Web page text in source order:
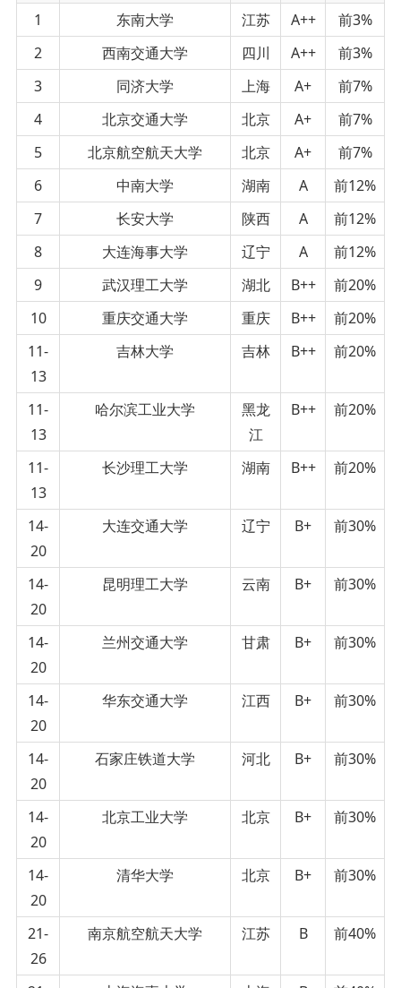
1
东南大学 江苏 A++
前3%
2
西南交通大学 四川 A++
前3%
3
同济大学 上海 A+
前7%
4
北京交通大学 北京 A+
前7%
5
北京航空航天大学 北京 A+
前7%
6
中南大学 湖南 A
前12%
7
长安大学 陕西 A
前12%
8
大连海事大学 辽宁 A
前12%
9
武汉理工大学 湖北 B++
前20%
10
重庆交通大学 重庆 B++
前20%
11-
13
吉林大学 吉林 B++ 前20%
11-
13
哈尔滨工业大学
黑龙
江
B++ 前20%
11-
13
长沙理工大学 湖南 B++ 前20%
14-
20
大连交通大学 辽宁 B+ 前30%
14-
20
昆明理工大学 云南 B+ 前30%
14-
20
兰州交通大学 甘肃 B+ 前30%
14-
20
华东交通大学 江西 B+ 前30%
14-
20
石家庄铁道大学 河北 B+ 前30%
14-
20
北京工业大学 北京 B+ 前30%
14-
20
清华大学 北京 B+ 前30%
21-
26
南京航空航天大学 江苏 B 前40%